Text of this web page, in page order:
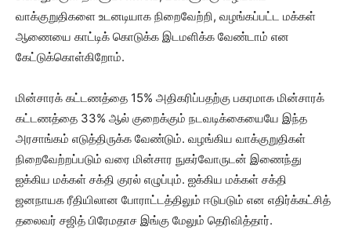
வாக்குறுதிகளை உடனடியாக நிறைவேற்றி, வழங்கப்பட்ட மக்கள்
ஆணையை காட்டிக் கொடுக்க இடமளிக்க வேண்டாம் என
கேட்டுக்கொள்கிறோம்.
மின்சாரக் கட்டணத்தை 15% அதிகரிப்பதற்கு பகரமாக மின்சாரக்
கட்டணத்தை 33% ஆல் குறைக்கும் நடவடிக்கையையே இந்த
அரசாங்கம் எடுத்திருக்க வேண்டும். வழங்கிய வாக்குறுதிகள்
நிறைவேற்றப்படும் வரை மின்சார நுகர்வோருடன் இணைந்து
ஐக்கிய மக்கள் சக்தி குரல் எழுப்பும். ஐக்கிய மக்கள் சக்தி
ஜனநாயக ரீதியிலான போராட்டத்திலும் ஈடுபடும் என எதிர்க்கட்சித்
தலைவர் சஜித் பிரேமதாச இங்கு மேலும் தெரிவித்தார்.